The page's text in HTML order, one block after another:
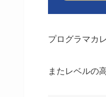
プログラマカ
またレベルの